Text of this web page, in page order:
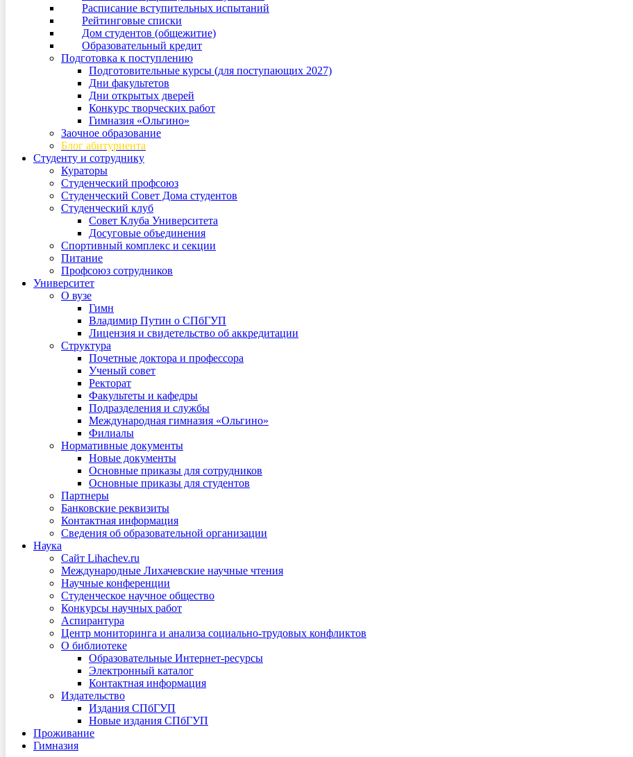
Расписание вступительных испытаний
Рейтинговые списки
Дом студентов (общежитие)
Образовательный кредит
Подготовка к поступлению
Подготовительные курсы (для поступающих 2027)
Дни факультетов
Дни открытых дверей
Конкурс творческих работ
Гимназия «Ольгино»
Заочное образование
Блог абитуриента
Студенту и сотруднику
Кураторы
Студенческий профсоюз
Студенческий Совет Дома студентов
Студенческий клуб
Совет Клуба Университета
Досуговые объединения
Спортивный комплекс и секции
Питание
Профсоюз сотрудников
Университет
О вузе
Гимн
Владимир Путин о СПбГУП
Лицензия и свидетельство об аккредитации
Структура
Почетные доктора и профессора
Ученый совет
Ректорат
Факультеты и кафедры
Подразделения и службы
Международная гимназия «Ольгино»
Филиалы
Нормативные документы
Новые документы
Основные приказы для сотрудников
Основные приказы для студентов
Партнеры
Банковские реквизиты
Контактная информация
Сведения об образовательной организации
Наука
Сайт Lihachev.ru
Международные Лихачевские научные чтения
Научные конференции
Студенческое научное общество
Конкурсы научных работ
Аспирантура
Центр мониторинга и анализа социально-трудовых конфликтов
О библиотеке
Образовательные Интернет-ресурсы
Электронный каталог
Контактная информация
Издательство
Издания СПбГУП
Новые издания СПбГУП
Проживание
Гимназия